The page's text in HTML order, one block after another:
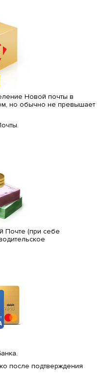
Новой почты в
но обычно не превышает
Почте (при себе
после подтверждения